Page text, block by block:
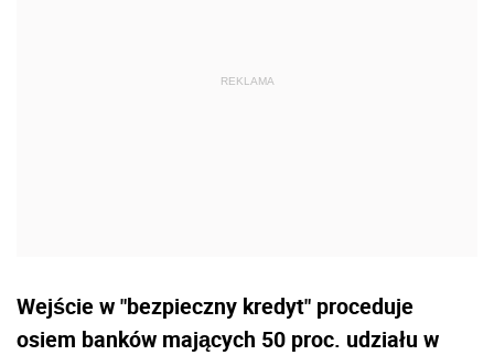
Wejście w "bezpieczny kredyt" proceduje
osiem banków mających 50 proc. udziału w